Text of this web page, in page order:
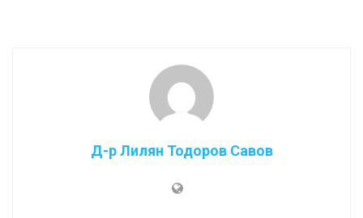
Д-р Лилян Тодоров Савов